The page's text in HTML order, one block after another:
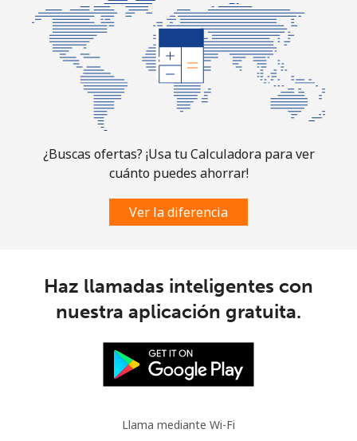
¿Buscas ofertas? ¡Usa tu Calculadora para ver
cuánto puedes ahorrar!
Ver la diferencia
Haz llamadas inteligentes con
nuestra aplicación gratuita.
Llama mediante Wi-Fi